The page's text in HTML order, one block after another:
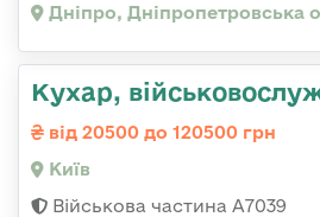
Дніпро, Дніпропетровська
Кухар,
від 20500 до 120500 грн
Київ
Військова частина А7039